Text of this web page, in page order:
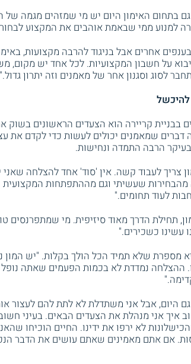
בתחום האימון היום יש מי שמזהים מגמה
למנוע ממי שבאמת אוהבים את המקצוע לבחור
אחרים אבל בניגוד להרבה מקצועות,
על חשבון המקצועיות. לכל אחד יש מקום,
לסוג וסגנון אחר של מאמנים וזה יתרון גדול."
בבניית קריירה הוא הצעדים הראשונים בשוק
שמאמנים יכולים לעשות כדי לקדם את
הרבה התמדה ונחישות.
צריך לעבוד קשה. אין 'סוד' אחד להצלחה
שעשיתי וגם מההתפתחות המקצועית
לעוד תחומים."
תחילת הדרך מאוד סיזיפית. מי שמתפרנסים
עשינו כשכירים."
מספרת שלא תמיד הכל הולך בקלות. "יש המון
ההצלחה נמדדת לא בכמות הפעמים שאתה
גם היום, אבל אני משתדלת לא לתת להם לעצור
איך אני מנהלת את הצעדים הבאים. בעיני
לא ירפו את ידינו. החיים הוכיחו
אם אתם מאמינים שאתם עושים את הדבר